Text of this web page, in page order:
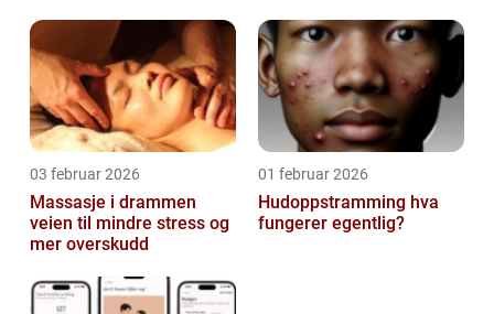
03 februar 2026
Massasje i drammen
veien til mindre stress og
mer overskudd
01 februar 2026
Hudoppstramming hva
fungerer egentlig?